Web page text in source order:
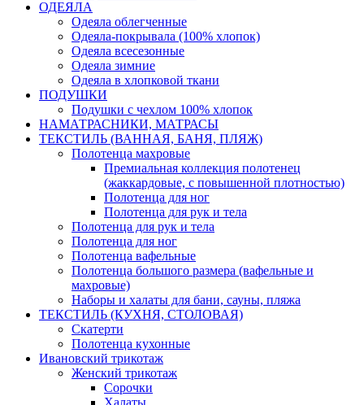
ОДЕЯЛА
Одеяла облегченные
Одеяла-покрывала (100% хлопок)
Одеяла всесезонные
Одеяла зимние
Одеяла в хлопковой ткани
ПОДУШКИ
Подушки с чехлом 100% хлопок
НАМАТРАСНИКИ, МАТРАСЫ
ТЕКСТИЛЬ (ВАННАЯ, БАНЯ, ПЛЯЖ)
Полотенца махровые
Премиальная коллекция полотенец
(жаккардовые, с повышенной плотностью)
Полотенца для ног
Полотенца для рук и тела
Полотенца для рук и тела
Полотенца для ног
Полотенца вафельные
Полотенца большого размера (вафельные и
махровые)
Наборы и халаты для бани, сауны, пляжа
ТЕКСТИЛЬ (КУХНЯ, СТОЛОВАЯ)
Скатерти
Полотенца кухонные
Ивановский трикотаж
Женский трикотаж
Сорочки
Халаты